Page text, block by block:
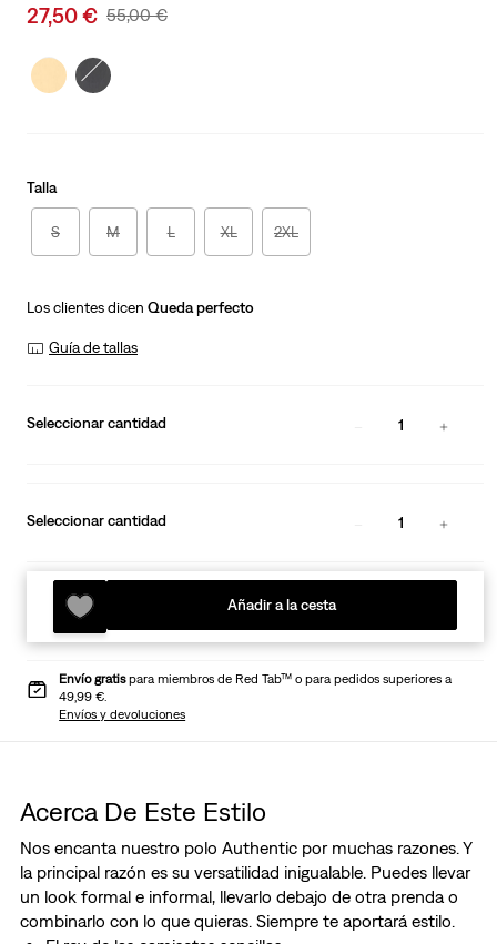
Sale
is
27,50 € Original
Was
55,00 €
Talla
S M L XL 2XL
Los clientes dicen Queda perfecto
Guía de tallas
Seleccionar cantidad 1
Seleccionar cantidad 1
Añadir a la cesta
Envío gratispara miembros de Red Tab™ o para pedidos superiores a
49,99 €.
Envíos y devoluciones
Acerca De Este Estilo
Nos encanta nuestro polo Authentic por muchas razones. Y
la principal razón es su versatilidad inigualable. Puedes llevar
un look formal e informal, llevarlo debajo de otra prenda o
combinarlo con lo que quieras. Siempre te aportará estilo.